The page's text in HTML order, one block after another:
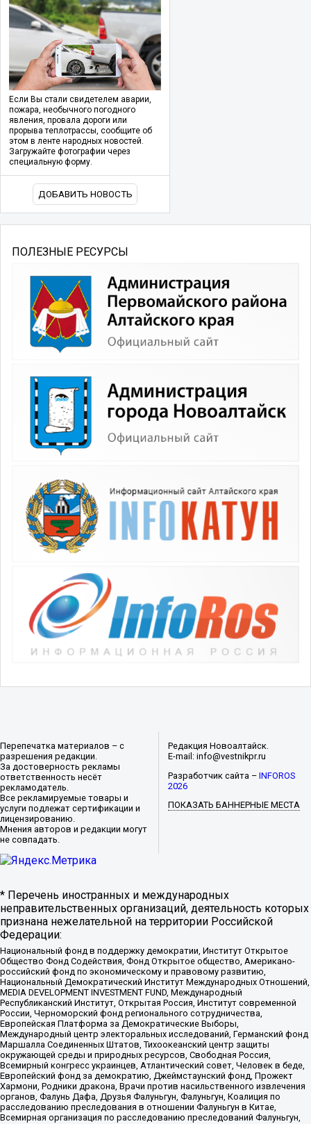
Если Вы стали свидетелем аварии,
пожара, необычного погодного
явления, провала дороги или
прорыва теплотрассы, сообщите об
этом в ленте народных новостей.
Загружайте фотографии через
специальную форму.
ДОБАВИТЬ НОВОСТЬ
ПОЛЕЗНЫЕ РЕСУРСЫ
Перепечатка материалов – с
разрешения редакции.
За достоверность рекламы
ответственность несёт
рекламодатель.
Все рекламируемые товары и
услуги подлежат сертификации и
лицензированию.
Мнения авторов и редакции могут
не совпадать.
Редакция Новоалтайск.
E-mail: info@vestnikpr.ru
Разработчик сайта –INFOROS
2026
ПОКАЗАТЬ БАННЕРНЫЕ МЕСТА
* Перечень иностранных и международных
неправительственных организаций, деятельность которых
признана нежелательной на территории Российской
Федерации:
Национальный фонд в поддержку демократии, Институт Открытое
Общество Фонд Содействия, Фонд Открытое общество, Американо-
российский фонд по экономическому и правовому развитию,
Национальный Демократический Институт Международных Отношений,
MEDIA DEVELOPMENT INVESTMENT FUND, Международный
Республиканский Институт, Открытая Россия, Институт современной
России, Черноморский фонд регионального сотрудничества,
Европейская Платформа за Демократические Выборы,
Международный центр электоральных исследований, Германский фонд
Маршалла Соединенных Штатов, Тихоокеанский центр защиты
окружающей среды и природных ресурсов, Свободная Россия,
Всемирный конгресс украинцев, Атлантический совет, Человек в беде,
Европейский фонд за демократию, Джеймстаунский фонд, Прожект
Хармони, Родники дракона, Врачи против насильственного извлечения
органов, Фалунь Дафа, Друзья Фалуньгун, Фалуньгун, Коалиция по
расследованию преследования в отношении Фалуньгун в Китае,
Всемирная организация по расследованию преследований Фалуньгун,